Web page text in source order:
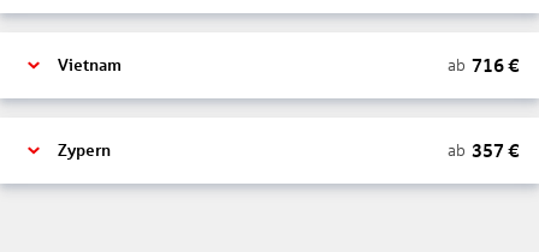
Vietnam ab 716€
Zypern ab 357 €